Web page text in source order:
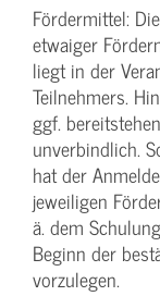
Fördermittel:
etwaiger
liegt in der
Teilnehmers.
ggf.
unverbindlich.
hat der
jeweiligen
ä. dem
Beginn der
vorzulegen.